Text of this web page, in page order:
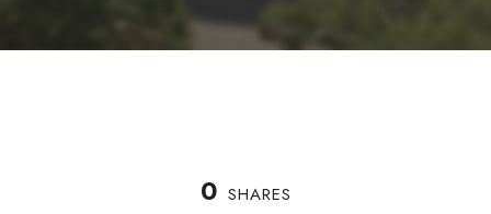
0 SHARES